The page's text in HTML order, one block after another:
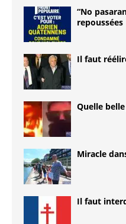
“No
repoussées
Il faut
Quelle
Miracle
Il faut